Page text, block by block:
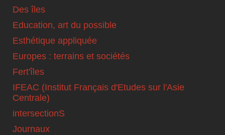
Des îles
Education, art du possible
Esthétique appliquée
Europes : terrains et sociétés
Fert'îles
IFEAC (Institut Français d'Etudes sur l'Asie
Centrale)
intersectionS
Journaux